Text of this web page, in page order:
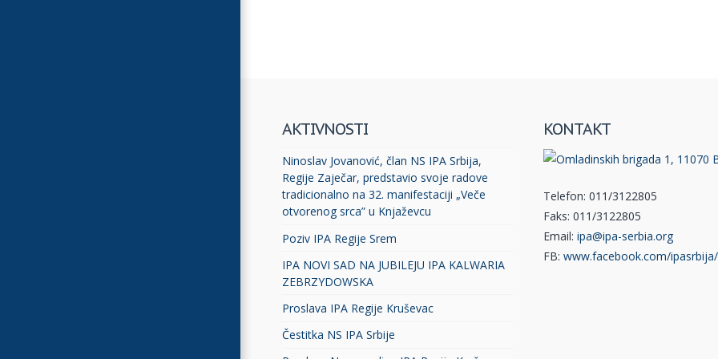
AKTIVNOSTI
Ninoslav Jovanović, član NS IPA Srbija,
Regije Zaječar, predstavio svoje radove
tradicionalno na 32. manifestaciji „Veče
otvorenog srca” u Knjaževcu
Poziv IPA Regije Srem
IPA NOVI SAD NA JUBILEJU IPA KALWARIA
ZEBRZYDOWSKA
Proslava IPA Regije Kruševac
Čestitka NS IPA Srbije
KONTAKT
Telefon: 011/3122805
Faks: 011/3122805
Email: ipa@ipa-serbia.org
FB: www.facebook.com/ipasrbija/